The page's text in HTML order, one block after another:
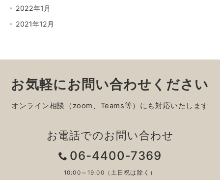
2022年1月
2021年12月
お気軽にお問い合わせください
オンライン相談（zoom、Teams等）にも対応いたします
お電話でのお問い合わせ
06-4400-7369
10:00～19:00（土日祝は除く）